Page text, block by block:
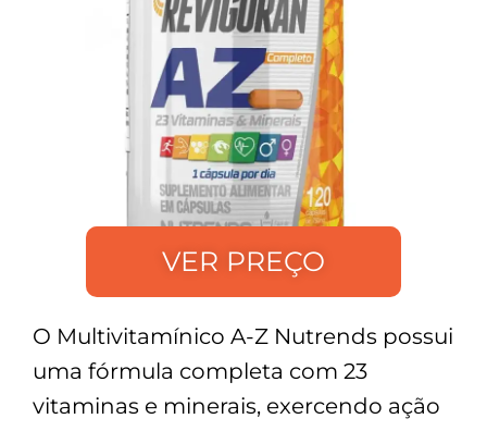
VER PREÇO
O Multivitamínico A-Z Nutrends possui
uma fórmula completa com 23
vitaminas e minerais, exercendo ação